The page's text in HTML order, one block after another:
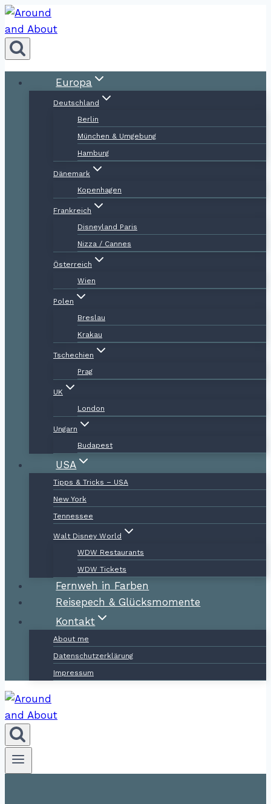
Zum
Inhalt
springen
Europa
Deutschland
Berlin
München & Umgebung
Hamburg
Dänemark
Kopenhagen
Frankreich
Disneyland Paris
Nizza / Cannes
Österreich
Wien
Polen
Breslau
Krakau
Tschechien
Prag
UK
London
Ungarn
Budapest
USA
Tipps & Tricks – USA
New York
Tennessee
Walt Disney World
WDW Restaurants
WDW Tickets
Fernweh in Farben
Reisepech & Glücksmomente
Kontakt
About me
Datenschutzerklärung
Impressum